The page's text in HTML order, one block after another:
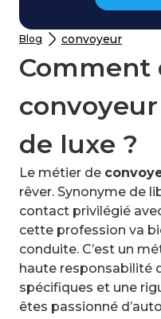
Blog convoyeur
Comment
de luxe ?
Le métier de
rêver. Synonyme de
contact privilégié
cette profession va
conduite. C’est un
haute responsabilité
spécifiques et une
êtes passionné